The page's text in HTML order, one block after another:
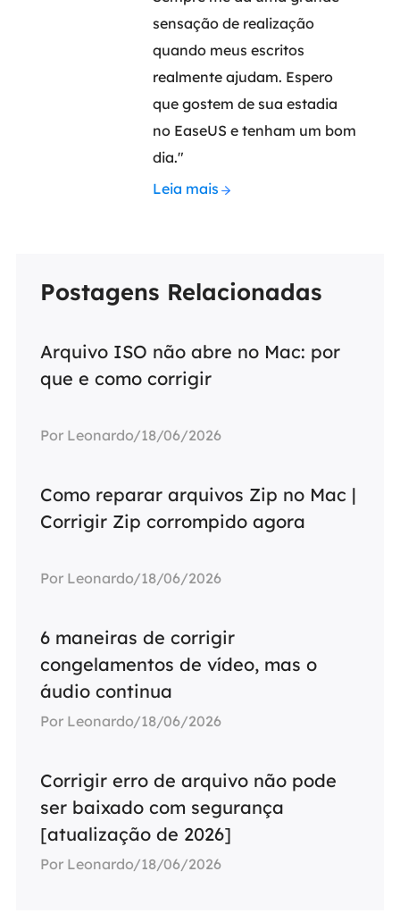
sensação de realização
quando meus escritos
realmente ajudam. Espero
que gostem de sua estadia
no EaseUS e tenham um bom
dia."
Leia mais
Postagens Relacionadas
Arquivo ISO não abre no Mac: por
que e como corrigir
Por Leonardo/18/06/2026
Como reparar arquivos Zip no Mac |
Corrigir Zip corrompido agora
Por Leonardo/18/06/2026
6 maneiras de corrigir
congelamentos de vídeo, mas o
áudio continua
Por Leonardo/18/06/2026
Corrigir erro de arquivo não pode
ser baixado com segurança
[atualização de 2026]
Por Leonardo/18/06/2026